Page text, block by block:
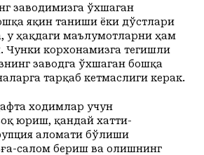
заводимизга ўхшаган
яқин таниши ёки дўстлари
у ҳақдаги маълумотларни ҳам
Чунки корхонамизга тегишли
заводга ўхшаган бошқа
тарқаб кетмаслиги керак.
ходимлар учун
юриш, қандай хатти-
аломати бўлиши
салом бериш ва олишнинг